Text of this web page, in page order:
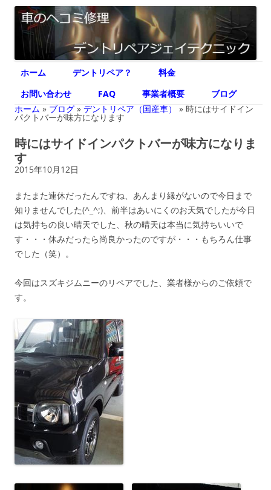
デントリペア ジェイテクニック
車のヘコミ修理専門 神奈川県横浜市 デントリペア ジェイテクニック
ン
ツ
へ
ス
プ
ホーム デントリペア？
料金
お問い合わせ
FAQ 事業者概要
ブログ
ホーム » ブログ » デントリペア（国産車） » 時にはサイドイン
パクトバーが味方になります
時にはサイドインパクトバーが味方になりま
す
2015年10月12日
またまた連休だったんですね、あんまり縁がないので今日まで
知りませんでした(^_^;)、前半はあいにくのお天気でしたが今日
は気持ちの良い晴天でした、秋の晴天は本当に気持ちいいで
す・・・休みだったら尚良かったのですが・・・もちろん仕事
でした（笑）。
今回はスズキジムニーのリペアでした、業者様からのご依頼で
す。